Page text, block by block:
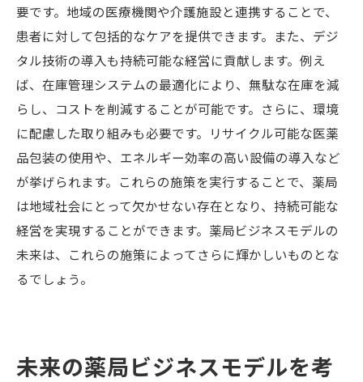
要です。地域の医療機関や介護施設と連携することで、
患者に対して包括的なケアを提供できます。また、デジ
タル技術の導入も持続可能な経営に貢献します。例え
ば、在庫管理システムの最適化により、無駄な在庫を減
らし、コストを削減することが可能です。さらに、環境
に配慮した取り組みも必要です。リサイクル可能な医薬
品包装の使用や、エネルギー効率の高い設備の導入など
が挙げられます。これらの施策を実行することで、薬局
は地域社会にとって欠かせない存在となり、持続可能な
経営を実現することができます。薬局ビジネスモデルの
未来は、これらの施策によってさらに輝かしいものとな
るでしょう。
未来の薬局ビジネスモデルを考